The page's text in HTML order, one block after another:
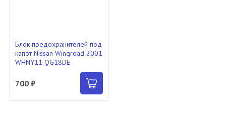
Блок предохранителей под
капот Nissan Wingroad 2001
WHNY11 QG18DE
700 ₽